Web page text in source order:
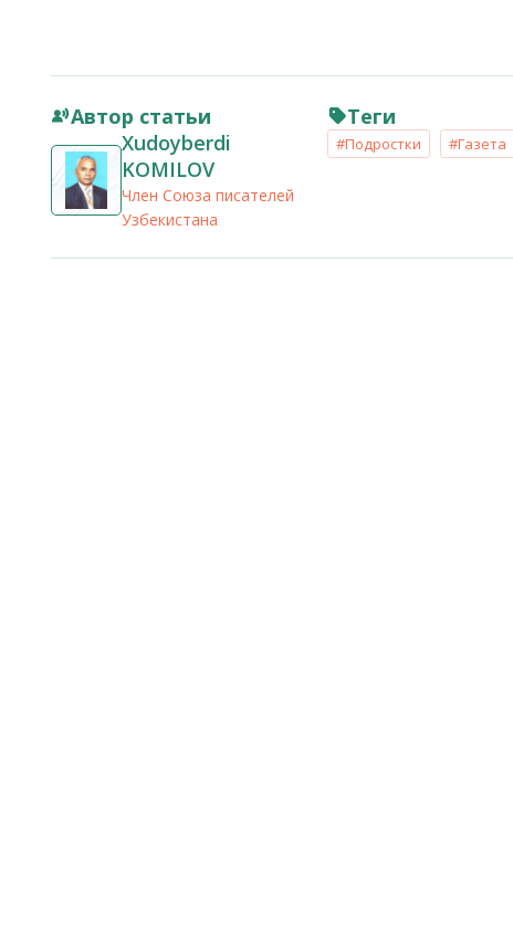
Автор статьи
Xudoyberdi
KOMILOV
Член Союза писателей
Узбекистана
Теги
#Подростки #Газета